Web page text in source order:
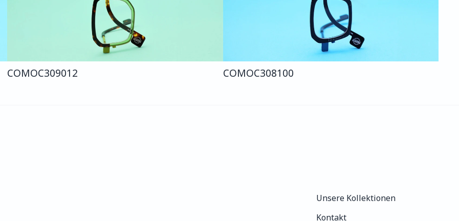
COMOC309012 COMOC308100
Unsere Kollektionen
Kontakt